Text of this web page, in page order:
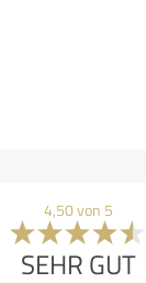
4,50 von 5
SEHR GUT